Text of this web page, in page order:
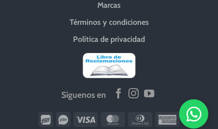
Marcas
Términos y condiciones
Política de privacidad
Síguenos en
Wirecard
Vipps Visa MasterCardDinners
American